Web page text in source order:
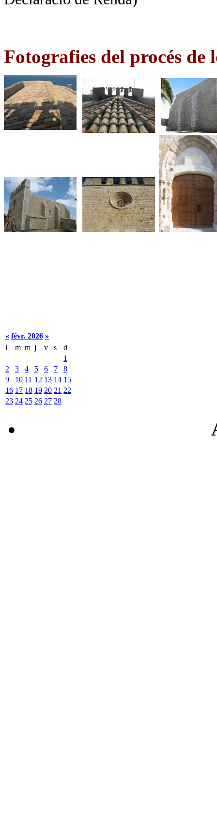
Fotografies del procés de
« févr. 2026 »
l
m m j v s
d
1
2
3 4 5 6 7
8
9
10 11 12 13 14 15
16 17 18 19 20 21 22
23 24 25 26 27 28